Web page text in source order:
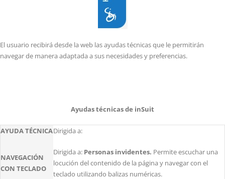
El usuario recibirá desde la web las ayudas técnicas que le permitirán
navegar de manera adaptada a sus necesidades y preferencias.
Ayudas técnicas de inSuit
AYUDA TÉCNICADirigida a:
NAVEGACIÓN
CON TECLADO
Dirigida a: Personas invidentes. Permite escuchar una
locución del contenido de la página y navegar con el
teclado utilizando balizas numéricas.